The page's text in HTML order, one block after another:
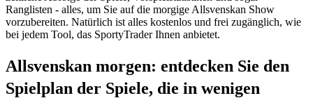
Ranglisten - alles, um Sie auf die morgige Allsvenskan Show
vorzubereiten. Natürlich ist alles kostenlos und frei zugänglich, wie
bei jedem Tool, das SportyTrader Ihnen anbietet.
Allsvenskan morgen: entdecken Sie den
Spielplan der Spiele, die in wenigen